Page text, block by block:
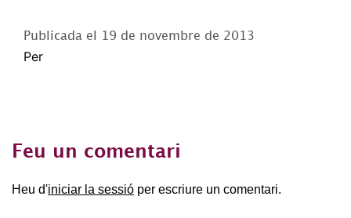
Publicada el 19 de novembre de 2013
Per
Feu un comentari
Heu d'iniciar la sessió per escriure un comentari.